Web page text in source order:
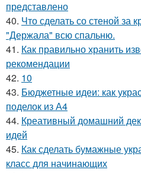
представлено
40. Что сделать со стеной за
"Держала" всю спальню.
41. Как правильно хранить
рекомендации
42. 10
43. Бюджетные идеи: как
поделок из А4
44. Креативный домашний
идей
45. Как сделать бумажные
класс для начинающих